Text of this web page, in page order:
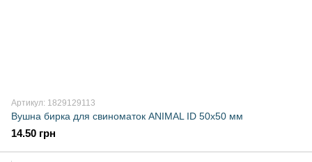
Артикул: 1829129113
Вушна бирка для свиноматок ANIMAL ID 50x50 мм
14.50 грн